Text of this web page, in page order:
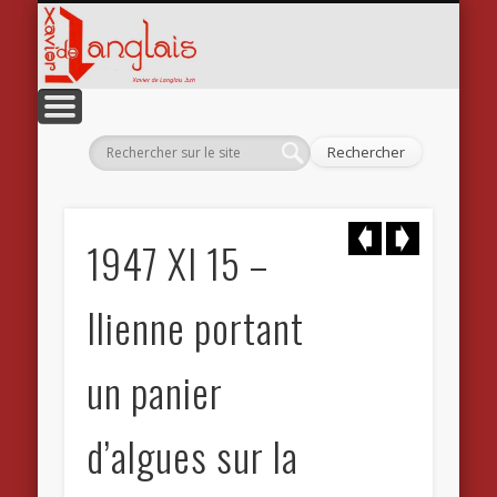
ACCUEIL
L’ARTISTE
L’ÉCRIVAIN
L’ILLUSTRATEUR
LE PEINTRE
LE TECHNICIEN
CATALOGUE RAISONNÉ
CONTACT
BOUTIQUE
1947 XI 15 –
Ilienne portant
un panier
d’algues sur la